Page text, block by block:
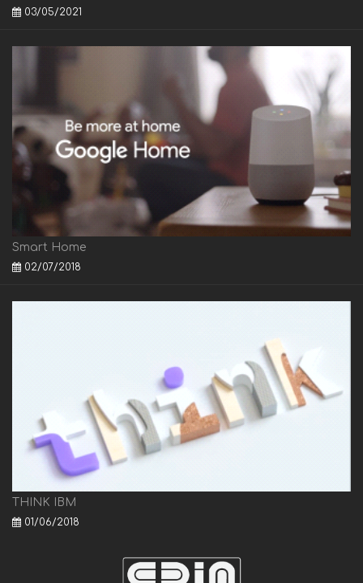
03/05/2021
Smart Home
02/07/2018
THINK IBM
01/06/2018